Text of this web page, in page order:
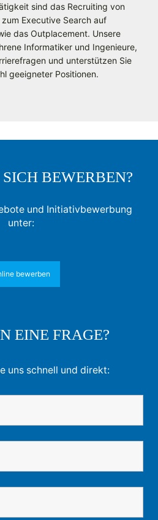
sind das Recruiting von
Executive Search auf
das Outplacement. Unsere
Informatiker und Ingenieure,
und unterstützen Sie
geeigneter Positionen.
BEWERBEN?
und Initiativbewerbung
unter:
bewerben
EINE FRAGE?
uns schnell und direkt: